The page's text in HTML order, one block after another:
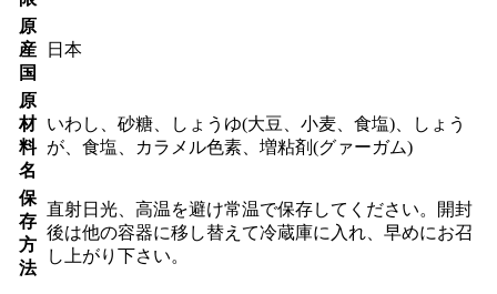
原
産
国
日本
原
材
料
名
いわし、砂糖、しょうゆ(大豆、小麦、食塩)、しょう
が、食塩、カラメル色素、増粘剤(グァーガム)
保
存
方
法
直射日光、高温を避け常温で保存してください。開封
後は他の容器に移し替えて冷蔵庫に入れ、早めにお召
し上がり下さい。